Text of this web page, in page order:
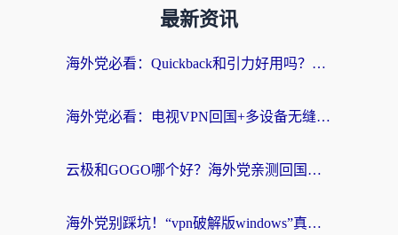
最新资讯
海外党必看：Quickback和引力好用吗？3分钟搞懂回国加速器怎么选
海外党必看：电视VPN回国+多设备无缝访问国内资源的实用指南
云极和GOGO哪个好？海外党亲测回国加速器选择指南（附iOS免费&Windows VPN实用技巧）
海外党别踩坑！“vpn破解版windows”真的能用？教你选对回国加速器无缝刷国内资源